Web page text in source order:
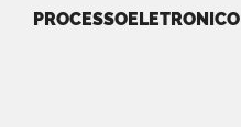
PROCESSOELETRONICO